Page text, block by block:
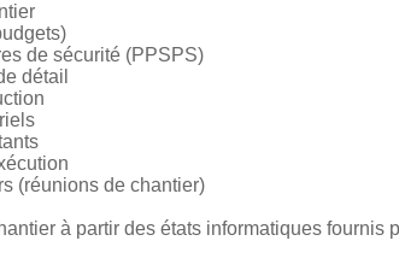
de sécurité (PPSPS)
détail
(réunions de chantier)
à partir des états informatiques fournis